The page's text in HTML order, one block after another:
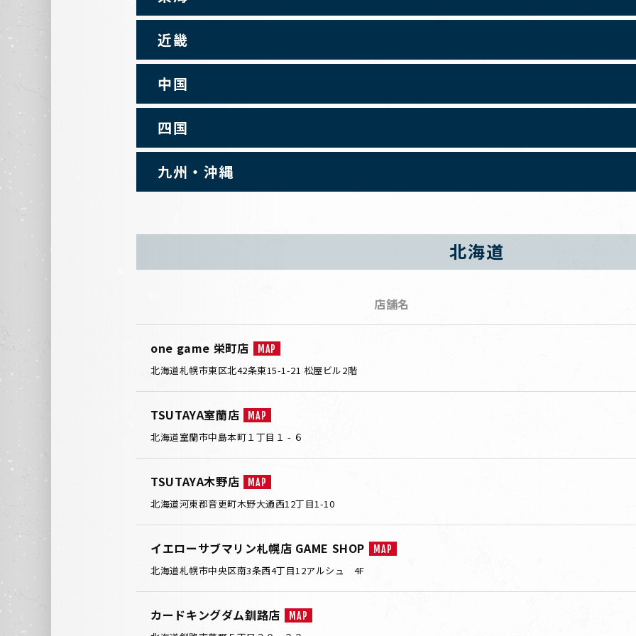
近畿
中国
四国
九州・沖縄
北海道
店舗名
one game 栄町店 MAP
北海道札幌市東区北42条東15-1-21 松屋ビル2階
TSUTAYA室蘭店 MAP
北海道室蘭市中島本町１丁目１ - ６
TSUTAYA木野店 MAP
北海道河東郡音更町木野大通西12丁目1-10
イエローサブマリン札幌店 GAME SHOP MAP
北海道札幌市中央区南3条西4丁目12アルシュ 4F
カードキングダム釧路店 MAP